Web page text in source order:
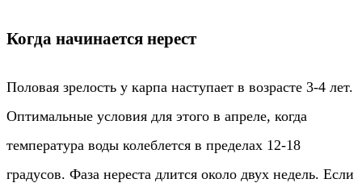
Когда начинается нерест
Половая зрелость у карпа наступает в возрасте 3-4 лет.
Оптимальные условия для этого в апреле, когда
температура воды колеблется в пределах 12-18
градусов. Фаза нереста длится около двух недель. Если